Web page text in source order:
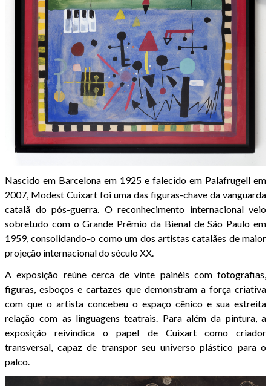
Nascido em Barcelona em 1925 e falecido em Palafrugell em
2007, Modest Cuixart foi uma das figuras-chave da vanguarda
catalã do pós-guerra. O reconhecimento internacional veio
sobretudo com o Grande Prêmio da Bienal de São Paulo em
1959, consolidando-o como um dos artistas catalães de maior
projeção internacional do século XX.
A exposição reúne cerca de vinte painéis com fotografias,
figuras, esboços e cartazes que demonstram a força criativa
com que o artista concebeu o espaço cênico e sua estreita
relação com as linguagens teatrais. Para além da pintura, a
exposição reivindica o papel de Cuixart como criador
transversal, capaz de transpor seu universo plástico para o
palco.